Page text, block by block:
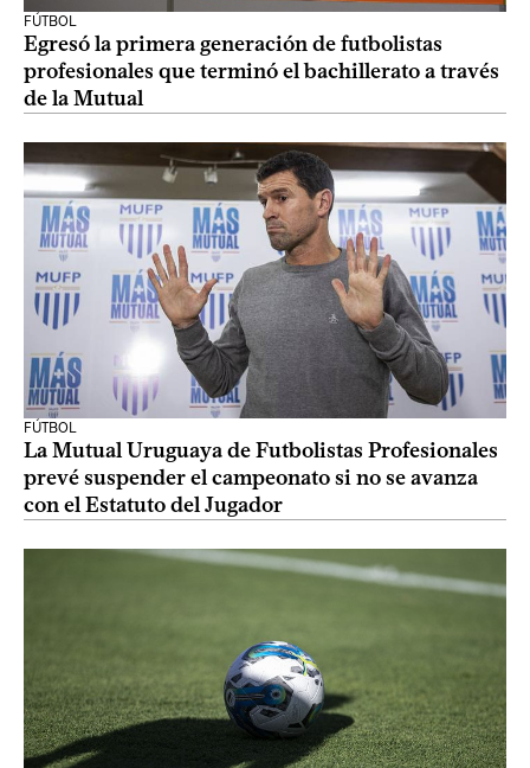
FÚTBOL
Egresó la primera generación de futbolistas
profesionales que terminó el bachillerato a través
de la Mutual
FÚTBOL
La Mutual Uruguaya de Futbolistas Profesionales
prevé suspender el campeonato si no se avanza
con el Estatuto del Jugador